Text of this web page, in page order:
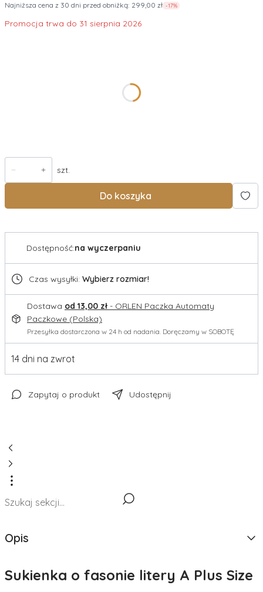
Najniższa cena z 30 dni przed obniżką: 299,00 zł -17%
Promocja trwa do 31 sierpnia 2026
szt.
Do koszyka
Dostępność:na wyczerpaniu
Czas wysyłki: Wybierz rozmiar!
Dostawa od 13,00 zł - ORLEN Paczka Automaty
Paczkowe (Polska)
Przesyłka dostarczona w 24 h od nadania. Doręczamy w SOBOTĘ
14 dni na zwrot
Zapytaj o produkt Udostępnij
Opis
Sukienka o fasonie litery A Plus Size